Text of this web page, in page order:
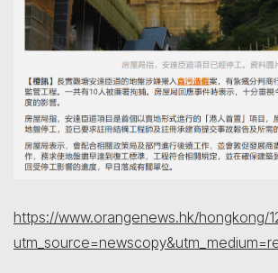
https://www.orangenews.hk/hongkong/